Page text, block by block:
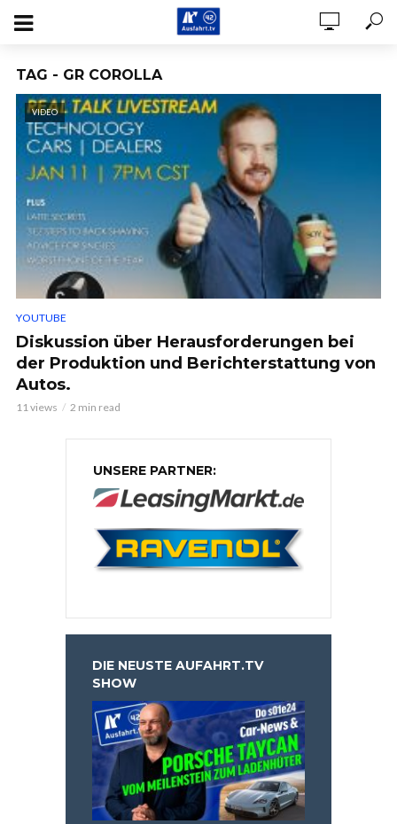
TAG - GR COROLLA
VIDEO
YOUTUBE
Diskussion über Herausforderungen bei
der Produktion und Berichterstattung von
Autos.
11 views 2 min read
UNSERE PARTNER:
DIE NEUSTE AUFAHRT.TV
SHOW